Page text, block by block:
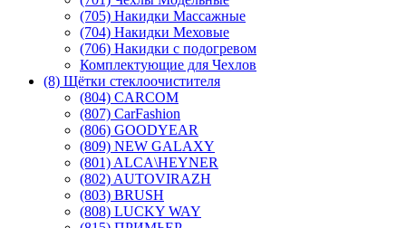
(705) Накидки Массажные
(704) Накидки Меховые
(706) Накидки с подогревом
Комплектующие для Чехлов
(8) Щётки стеклоочистителя
(804) CARCOM
(807) CarFashion
(806) GOODYEAR
(809) NEW GALAXY
(801) ALCA\HEYNER
(802) AUTOVIRAZH
(803) BRUSH
(808) LUCKY WAY